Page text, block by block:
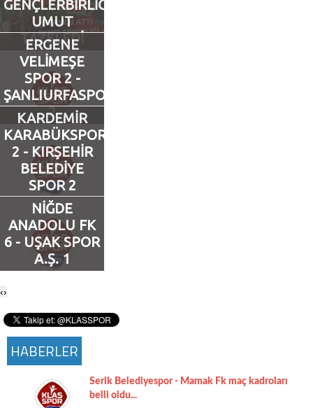
Basketbol
Voleybol
Hentbol
Bisiklet
Diğer Sporlar
Sosyal Medya
Facebook
Google Plus
Instagram
Hakkımızda
GENÇLERBİRLİĞİ
UMUT
TAZELEDİ
ERGENE
VELİMEŞE
SPOR 2 -
ŞANLIURFASPOR
2
KARDEMİR
KARABÜKSPOR
2 - KIRŞEHİR
BELEDİYE
SPOR 2
NİĞDE
ANADOLU FK
6 - UŞAK SPOR
A.Ş. 1
‹›
HABERLER
Serik Belediyespor - Mamak Fk maç kadroları
belli oldu...